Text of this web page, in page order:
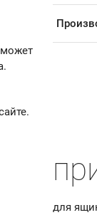
может
для